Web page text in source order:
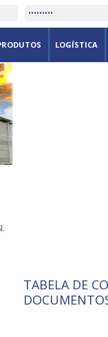
LOGÍSTICA
ISO 9001:
A
TABELA DE